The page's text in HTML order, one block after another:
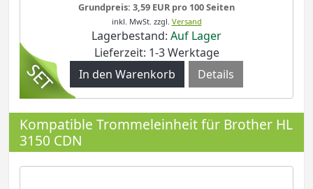
Grundpreis: 3,59 EUR pro 100 Seiten
inkl. MwSt. zzgl. Versand
Lagerbestand: Auf Lager
Lieferzeit: 1-3 Werktage
Details
Kompatible Trommeleinheit für Brother HL
3150 CDN